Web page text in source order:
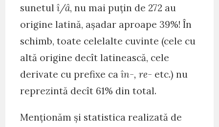
sunetulî/â, nu mai puțin de 272 au
origine latină, așadar aproape 39%! În
schimb, toate celelalte cuvinte (cele cu
altă origine decît latinească, cele
derivate cu prefixe caîn-, re- etc.) nu
reprezintă decît 61% din total.
Menționăm și statistica realizată de